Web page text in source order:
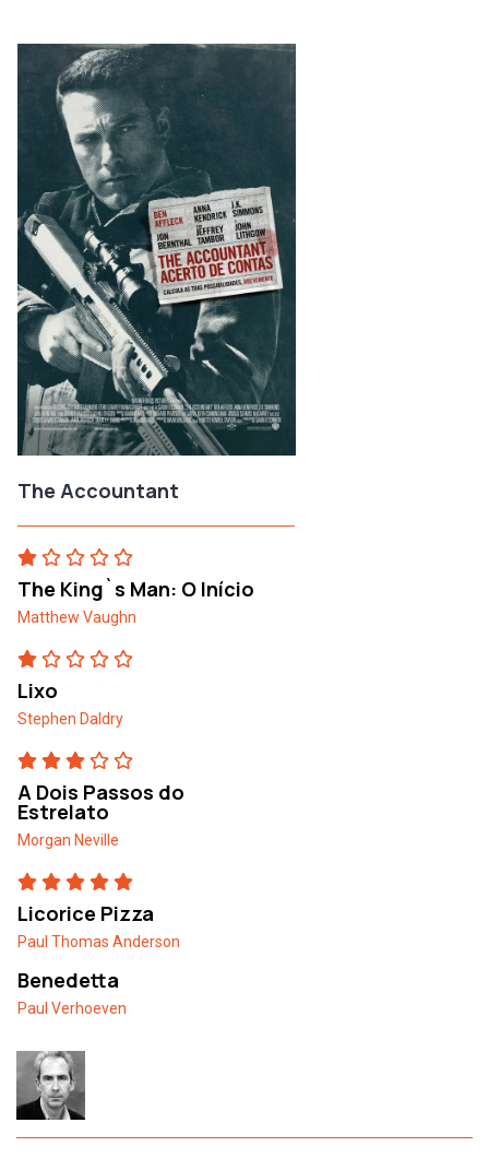
The Accountant
The King`s Man: O Início
Matthew Vaughn
Lixo
Stephen Daldry
A Dois Passos do
Estrelato
Morgan Neville
Licorice Pizza
Paul Thomas Anderson
Benedetta
Paul Verhoeven